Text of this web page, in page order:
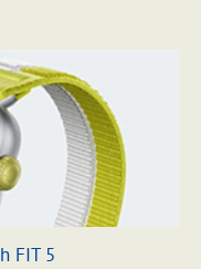
FIT 5